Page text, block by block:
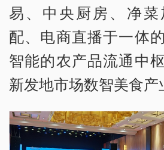
易、中央厨房、净
配、电商直播于一体
智能的农产品流通中
新发地市场数智美食产